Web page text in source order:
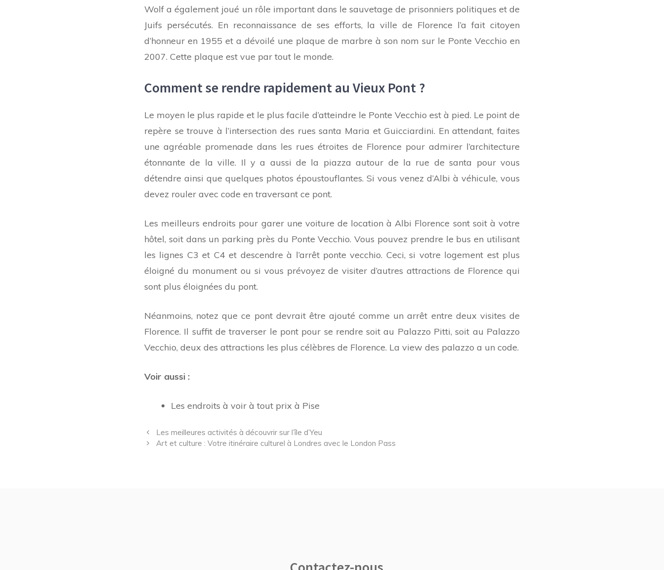
Wolf a également joué un rôle important dans le sauvetage de prisonniers politiques et de
Juifs persécutés. En reconnaissance de ses efforts, la ville de Florence l’a fait citoyen
d’honneur en 1955 et a dévoilé une plaque de marbre à son nom sur le Ponte Vecchio en
2007. Cette plaque est vue par tout le monde.
Comment se rendre rapidement au Vieux Pont ?
Le moyen le plus rapide et le plus facile d’atteindre le Ponte Vecchio est à pied. Le point de
repère se trouve à l’intersection des rues santa Maria et Guicciardini. En attendant, faites
une agréable promenade dans les rues étroites de Florence pour admirer l’architecture
étonnante de la ville. Il y a aussi de la piazza autour de la rue de santa pour vous
détendre ainsi que quelques photos époustouflantes. Si vous venez d’Albi à véhicule, vous
devez rouler avec code en traversant ce pont.
Les meilleurs endroits pour garer une voiture de location à Albi Florence sont soit à votre
hôtel, soit dans un parking près du Ponte Vecchio. Vous pouvez prendre le bus en utilisant
les lignes C3 et C4 et descendre à l’arrêt ponte vecchio. Ceci, si votre logement est plus
éloigné du monument ou si vous prévoyez de visiter d’autres attractions de Florence qui
sont plus éloignées du pont.
Néanmoins, notez que ce pont devrait être ajouté comme un arrêt entre deux visites de
Florence. Il suffit de traverser le pont pour se rendre soit au Palazzo Pitti, soit au Palazzo
Vecchio, deux des attractions les plus célèbres de Florence. La view des palazzo a un code.
Voir aussi :
Les endroits à voir à tout prix à Pise
Les meilleures activités à découvrir sur l’île d’Yeu
Art et culture : Votre itinéraire culturel à Londres avec le London Pass